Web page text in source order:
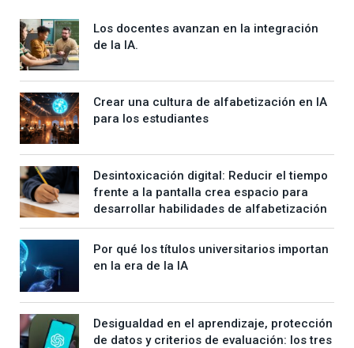
Los docentes avanzan en la integración
de la IA.
Crear una cultura de alfabetización en IA
para los estudiantes
Desintoxicación digital: Reducir el tiempo
frente a la pantalla crea espacio para
desarrollar habilidades de alfabetización
Por qué los títulos universitarios importan
en la era de la IA
Desigualdad en el aprendizaje, protección
de datos y criterios de evaluación: los tres